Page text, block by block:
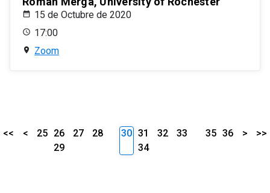
15 de Octubre de 2020
17:00
Zoom
<< < 25 26 27
28
29
30 31 32
33
34
35 36 > >>